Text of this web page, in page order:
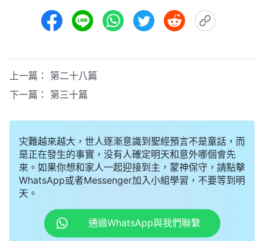
上一篇： 第二十八篇
下一篇： 第三十篇
灾難越來越大，世人逐漸意識到聖經預言不是童話，而
是正在發生的事實，没有人確定明天和意外哪個會先
來。如果你想和家人一起迎接到主，蒙神保守，請點擊
WhatsApp或者Messenger加入小組學習，不要等到明
天。
通過WhatsApp與我們聯繫